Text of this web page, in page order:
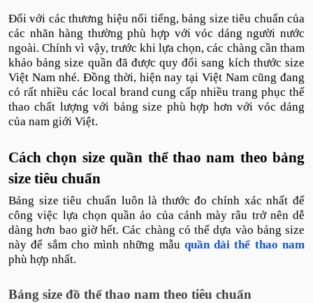
Đối với các thương hiệu nổi tiếng, bảng size tiêu chuẩn của
các nhãn hàng thường phù hợp với vóc dáng người nước
ngoài. Chính vì vậy, trước khi lựa chọn, các chàng cần tham
khảo bảng size quần đã được quy đổi sang kích thước size
Việt Nam nhé. Đồng thời, hiện nay tại Việt Nam cũng đang
có rất nhiều các local brand cung cấp nhiều trang phục thể
thao chất lượng với bảng size phù hợp hơn với vóc dáng
của nam giới Việt.
Cách chọn size quần thể thao nam theo bảng
size tiêu chuẩn
Bảng size tiêu chuẩn luôn là thước đo chính xác nhất để
công việc lựa chọn quần áo của cánh mày râu trở nên dễ
dàng hơn bao giờ hết. Các chàng có thể dựa vào bảng size
này để sắm cho mình những mẫu quần dài thể thao nam
phù hợp nhất.
Bảng size đồ thể thao nam theo tiêu chuẩn